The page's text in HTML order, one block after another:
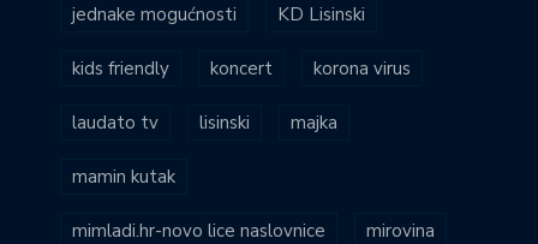
jednake mogućnosti KD Lisinski
kids friendly koncert korona virus
laudato tv lisinski majka
mamin kutak
mimladi.hr-novo lice naslovnice mirovina